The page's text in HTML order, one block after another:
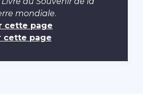
mondiale.
cette page
cette page